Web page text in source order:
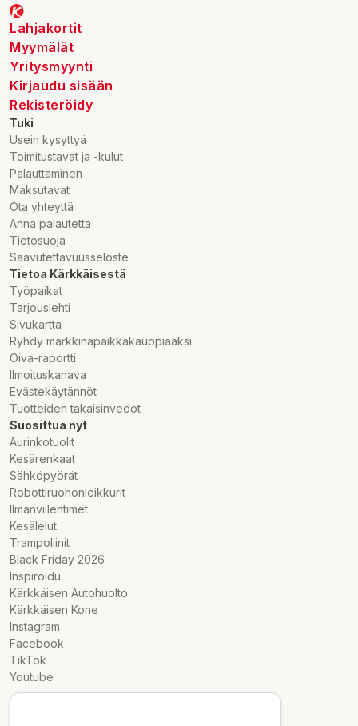
Lahjakortit
Myymälät
Yritysmyynti
Kirjaudu sisään
Rekisteröidy
Tuki
Usein kysyttyä
Toimitustavat ja -kulut
Palauttaminen
Maksutavat
Ota yhteyttä
Anna palautetta
Tietosuoja
Saavutettavuusseloste
Tietoa Kärkkäisestä
Työpaikat
Tarjouslehti
Sivukartta
Ryhdy markkinapaikkakauppiaaksi
Oiva-raportti
Ilmoituskanava
Evästekäytännöt
Tuotteiden takaisinvedot
Suosittua nyt
Aurinkotuolit
Kesärenkaat
Sähköpyörät
Robottiruohonleikkurit
Ilmanviilentimet
Kesälelut
Trampoliinit
Black Friday 2026
Inspiroidu
Kärkkäisen Autohuolto
Kärkkäisen Kone
Instagram
Facebook
TikTok
Youtube